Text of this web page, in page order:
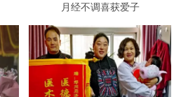
月经不调喜获爱子